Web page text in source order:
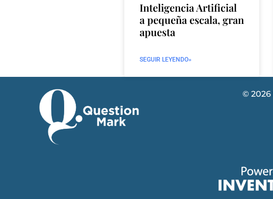
Inteligencia Artificial
a pequeña escala, gran
apuesta
SEGUIR LEYENDO»
© 2026